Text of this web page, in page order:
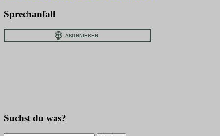
Sprechanfall
Suchst du was?